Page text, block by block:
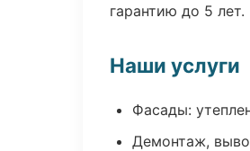
гарантию до 5 лет.
Наши услуги
Фасады:
Демонтаж,